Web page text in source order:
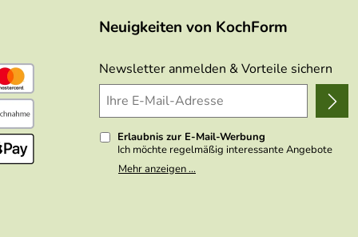
Neuigkeiten von KochForm
Newsletter anmelden & Vorteile sichern
Erlaubnis zur E-Mail-Werbung
Ich möchte regelmäßig interessante Angebote
per E-Mail erhalten. Meine E-Mail-Adresse wird
nicht an andere Unternehmen weitergegeben. Zu
Mehr anzeigen ...